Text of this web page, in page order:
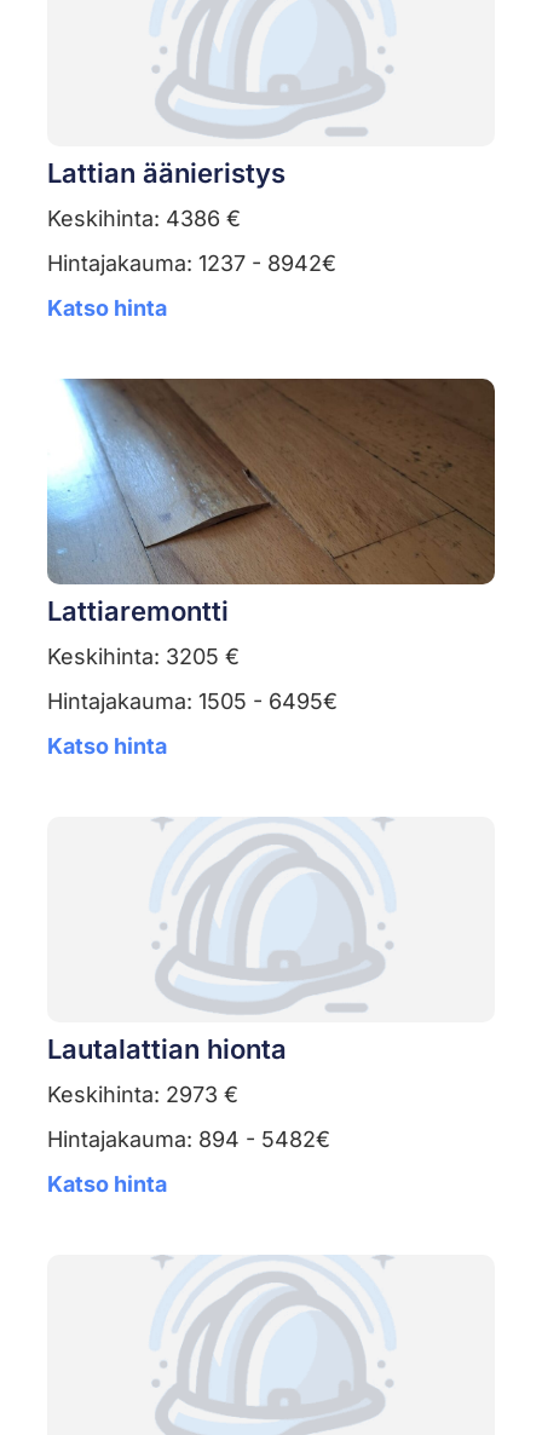
Lattian äänieristys
Keskihinta: 4386 €
Hintajakauma: 1237 - 8942€
Katso hinta
Lattiaremontti
Keskihinta: 3205 €
Hintajakauma: 1505 - 6495€
Katso hinta
Lautalattian hionta
Keskihinta: 2973 €
Hintajakauma: 894 - 5482€
Katso hinta